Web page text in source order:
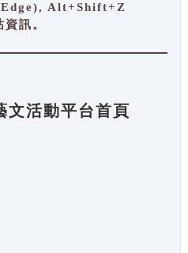
Alt+Shift+Z
訊。
文活動平台首頁